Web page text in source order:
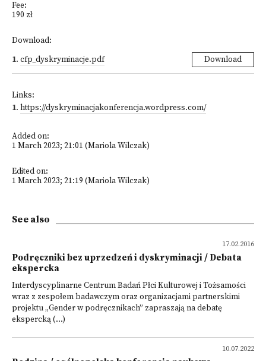
Fee:
190 zł
Download:
1. cfp_dyskryminacje.pdf Download
Links:
1. https://dyskryminacjakonferencja.wordpress.com/
Added on:
1 March 2023; 21:01 (Mariola Wilczak)
Edited on:
1 March 2023; 21:19 (Mariola Wilczak)
See also
17.02.2016
Podręczniki bez uprzedzeń i dyskryminacji / Debata
ekspercka
Interdyscyplinarne Centrum Badań Płci Kulturowej i Tożsamości
wraz z zespołem badawczym oraz organizacjami partnerskimi
projektu „Gender w podręcznikach” zapraszają na debatę
ekspercką (...)
10.07.2022